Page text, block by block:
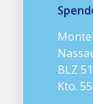
BLZ
Kto.